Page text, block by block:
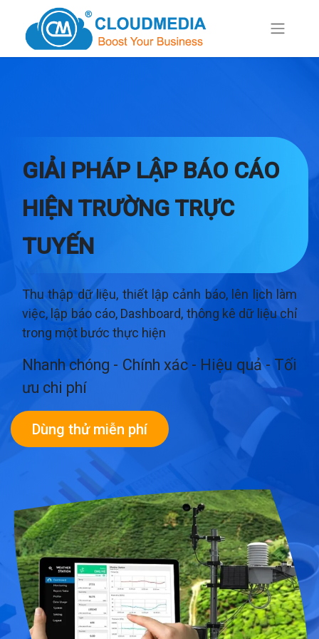
GIẢI PHÁP LẬP BÁO CÁO
HIỆN TRƯỜNG TRỰC
TUYẾN
Thu thập dữ liệu, thiết lập cảnh báo, lên lịch làm
việc, lập báo cáo, Dashboard, thông kê dữ liệu chỉ
trong một bước thực hiện
Nhanh chóng - Chính xác - Hiệu quả - Tối
ưu chi phí
Dùng thử miễn phí​